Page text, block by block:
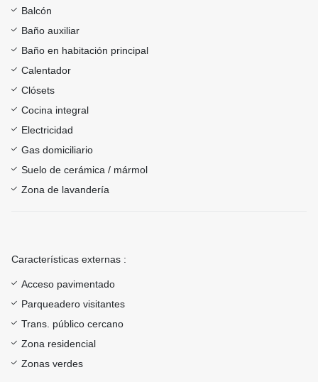
Balcón
Baño auxiliar
Baño en habitación principal
Calentador
Clósets
Cocina integral
Electricidad
Gas domiciliario
Suelo de cerámica / mármol
Zona de lavandería
Características externas :
Acceso pavimentado
Parqueadero visitantes
Trans. público cercano
Zona residencial
Zonas verdes